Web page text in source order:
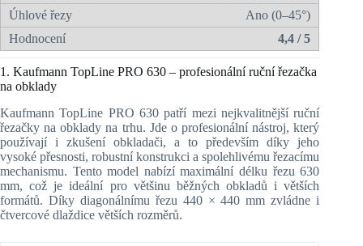
Ano (0–45°)
4,4 / 5
1. Kaufmann TopLine PRO 630 – profesionální ruční řezačka
na obklady
Kaufmann TopLine PRO 630 patří mezi nejkvalitnější ruční
řezačky na obklady na trhu. Jde o profesionální nástroj, který
používají i zkušení obkladači, a to především díky jeho
vysoké přesnosti, robustní konstrukci a spolehlivému řezacímu
mechanismu. Tento model nabízí maximální délku řezu 630
mm, což je ideální pro většinu běžných obkladů i větších
formátů. Díky diagonálnímu řezu 440 × 440 mm zvládne i
čtvercové dlaždice větších rozměrů.